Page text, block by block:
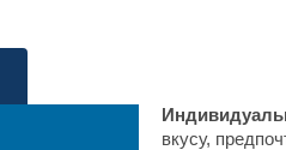
вкусу,